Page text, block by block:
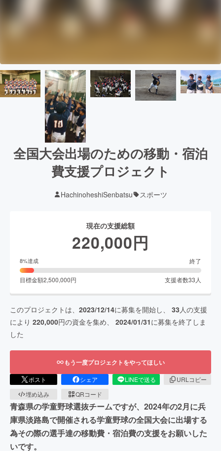
全国大会出場のための移動・宿泊
費支援プロジェクト
HachinoheshiSenbatsu スポーツ
現在の支援総額
220,000円
8%達成 終了
目標金額2,500,000円 支援者数33 人
このプロジェクトは、 2023/12/14に募集を開始し、 33 人の支援
により 220,000円の資金を集め、 2024/01/31に募集を終了しま
した
もう一度プロジェクトをやってほしい
ポスト シェア LINEで送る
URLコピー
埋め込み
QRコード
青森県の学童野球選抜チームですが、2024年の2月に兵
庫県淡路島で開催される学童野球の全国大会に出場する
為その際の選手達の移動費・宿泊費の支援をお願いした
いです。